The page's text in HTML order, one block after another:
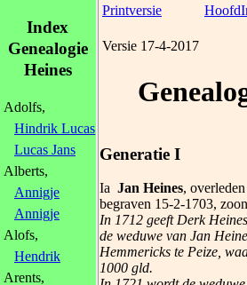
Printversie
Versie 17-4-2017
Generatie I
Ia Jan Heines,
begraven 15-2-1703,
In 1712 geeft Derk
de weduwe van Jan
Hemmericks te Peize,
1000 gld.
Index
Genealogie
Heines
Adolfs,
Hindrik Lucas
Lucas Jans
Alberts,
Annigje
Annigje
Alofs,
Hendrik
Arents,